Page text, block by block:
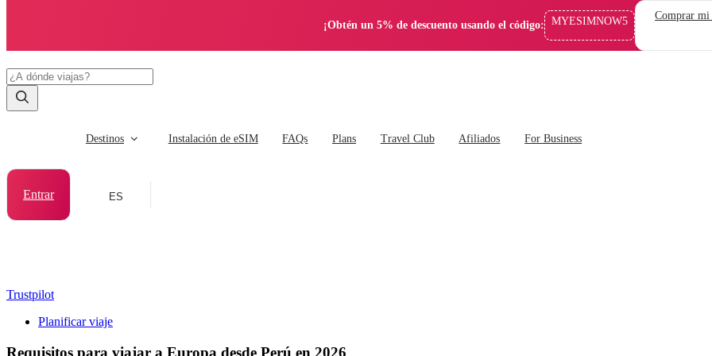
¡Obtén un 5% de descuento usando el código: MYESIMNOW5 Comprar
Destinos Instalación de eSIM FAQs Plans Travel Club Afiliados For Business
Entrar ES
Trustpilot
Planificar viaje
Requisitos para viajar a Europa desde Perú en 2026